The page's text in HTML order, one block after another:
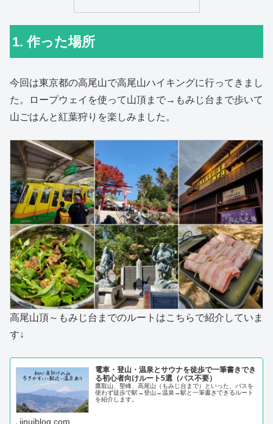
1. 作った場所
今回は東京都の高尾山で高尾山ハイキングに行ってきまし
た。ロープウェイを使って山頂まで→もみじ台まで歩いて
山ごはんと紅葉狩りを楽しみました。
高尾山頂～もみじ台までのルートはこちらで紹介していま
す↓
電車・登山・温泉とサウナを徒歩で一筆書きでき
る初心者向けルート5選（バス不要）
鷹取山、聖峰、高尾山（もみじ台まで）といった、バスを
使わず徒歩で駅→登山→温泉→駅と一筆書きできるルート
を紹介します。
iinuiblog.com